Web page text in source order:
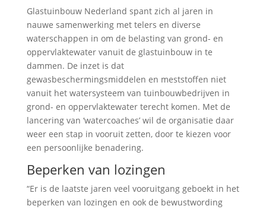
Glastuinbouw Nederland spant zich al jaren in
nauwe samenwerking met telers en diverse
waterschappen in om de belasting van grond- en
oppervlaktewater vanuit de glastuinbouw in te
dammen. De inzet is dat
gewasbeschermingsmiddelen en meststoffen niet
vanuit het watersysteem van tuinbouwbedrijven in
grond- en oppervlaktewater terecht komen. Met de
lancering van ‘watercoaches’ wil de organisatie daar
weer een stap in vooruit zetten, door te kiezen voor
een persoonlijke benadering.
Beperken van lozingen
“Er is de laatste jaren veel vooruitgang geboekt in het
beperken van lozingen en ook de bewustwording